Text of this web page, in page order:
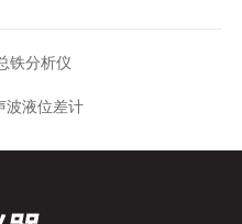
铁分析仪
波液位差计